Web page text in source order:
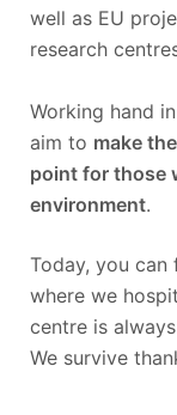
well as EU
research
Working hand
aim to make
point for those
environment.
Today, you can
where we
centre is
We survive